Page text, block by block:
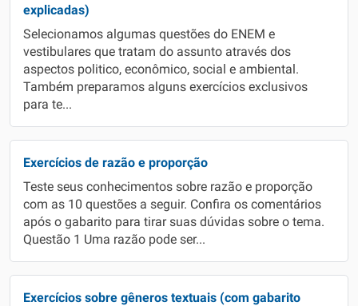
explicadas)
Selecionamos algumas questões do ENEM e
vestibulares que tratam do assunto através dos
aspectos politico, econômico, social e ambiental.
Também preparamos alguns exercícios exclusivos
para te...
Exercícios de razão e proporção
Teste seus conhecimentos sobre razão e proporção
com as 10 questões a seguir. Confira os comentários
após o gabarito para tirar suas dúvidas sobre o tema.
Questão 1 Uma razão pode ser...
Exercícios sobre gêneros textuais (com gabarito